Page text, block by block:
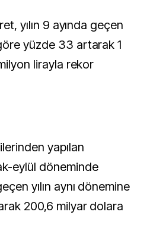
yılın 9 ayında geçen
yüzde 33 artarak 1
lirayla rekor
yapılan
eylül döneminde
yılın aynı dönemine
200,6 milyar dolara